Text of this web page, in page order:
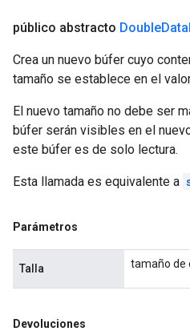
público abstracto DoubleData
Crea un nuevo búfer cuyo
tamaño se establece en el
El nuevo tamaño no debe ser
búfer serán visibles en el
este búfer es de solo lectura.
Esta llamada es equivalente a
Parámetros
Talla tamaño de
Devoluciones